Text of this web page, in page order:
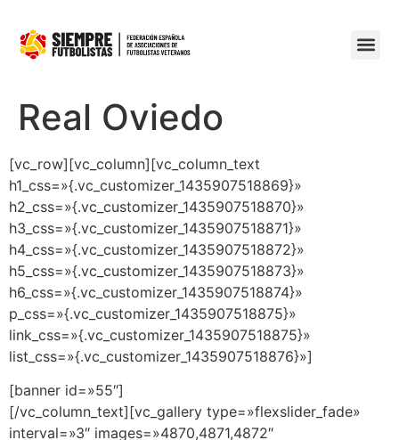
Real Oviedo
[vc_row][vc_column][vc_column_text
h1_css=»{.vc_customizer_1435907518869}»
h2_css=»{.vc_customizer_1435907518870}»
h3_css=»{.vc_customizer_1435907518871}»
h4_css=»{.vc_customizer_1435907518872}»
h5_css=»{.vc_customizer_1435907518873}»
h6_css=»{.vc_customizer_1435907518874}»
p_css=»{.vc_customizer_1435907518875}»
link_css=»{.vc_customizer_1435907518875}»
list_css=»{.vc_customizer_1435907518876}»]
[banner id=»55″]
[/vc_column_text][vc_gallery type=»flexslider_fade»
interval=»3″ images=»4870,4871,4872″